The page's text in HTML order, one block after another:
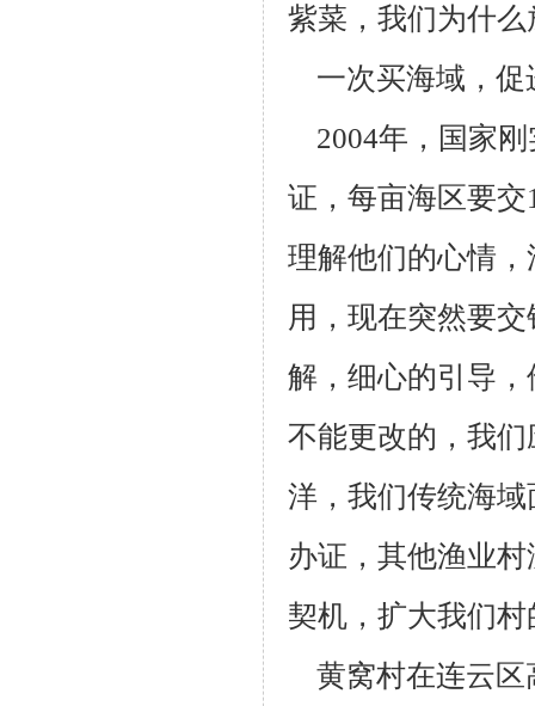
紫菜，我们为什
一次买海域，促
2004年，国家刚
证，每亩海区要
理解他们的心情，
用，现在突然要
解，细心的引导
不能更改的，我
洋，我们传统海域
办证，其他渔业
契机，扩大我们
黄窝村在连云区